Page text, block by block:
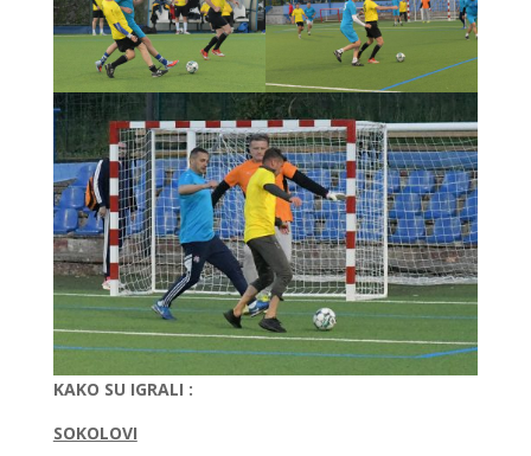
KAKO SU IGRALI :
SOKOLOVI